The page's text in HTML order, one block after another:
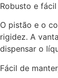
Robusto e fácil
O pistão e o
rigidez. A
dispensar o
Fácil de